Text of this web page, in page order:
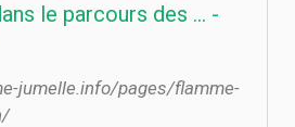
le parcours des ... -
jumelle.info/pages/flamme-